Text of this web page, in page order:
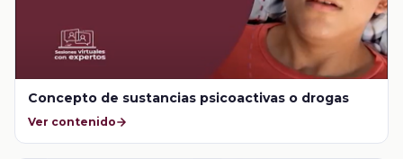
Concepto de sustancias psicoactivas o drogas
Ver contenido